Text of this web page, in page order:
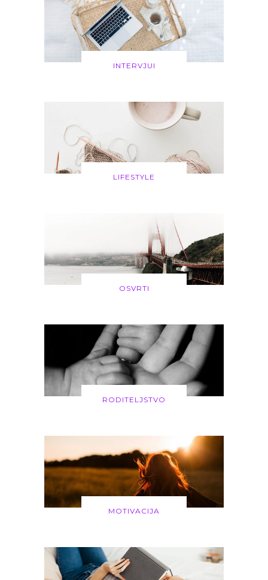
INTERVJUI
LIFESTYLE
OSVRTI
RODITELJSTVO
MOTIVACIJA